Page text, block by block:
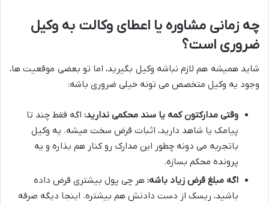
چه زمانی مشاوره یا اعطای وکالت به وکیل
ضروری است؟
شاید همیشه هم لازم نباشه وکیل بگیرید، اما تو بعضی موقعیت ها،
وجود یه وکیل متخصص می تونه خیلی ضروری باشه:
وقتی مدارکتون کمه یا سند محکمی ندارید: اگه فقط چند تا
پیامک یا شاهد دارید، اثبات قرض سخت میشه. یه وکیل
باتجربه می دونه چطور این مدارک رو کنار هم بذاره و یه
پرونده محکم بسازه.
اگه مبلغ قرض زیاد باشه: هر چی پول بیشتری قرض داده
باشید، ریسک از دست دادنش هم بیشتره. اینجا دیگه صرفه